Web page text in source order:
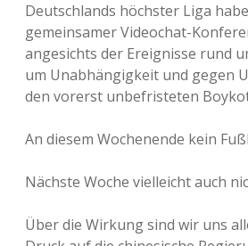
Deutschlands höchster Liga
gemeinsamer Videochat-
angesichts der Ereignisse rund
um Unabhängigkeit und gegen
den vorerst unbefristeten
An diesem Wochenende kein
Nächste Woche vielleicht auch
Über die Wirkung sind wir uns